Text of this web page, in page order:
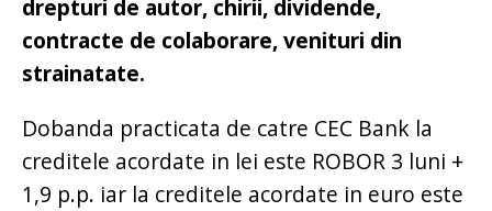
drepturi de autor, chirii, dividende,
contracte de colaborare, venituri din
strainatate.
Dobanda practicata de catre CEC Bank la
creditele acordate in lei este ROBOR 3 luni +
1,9 p.p. iar la creditele acordate in euro este